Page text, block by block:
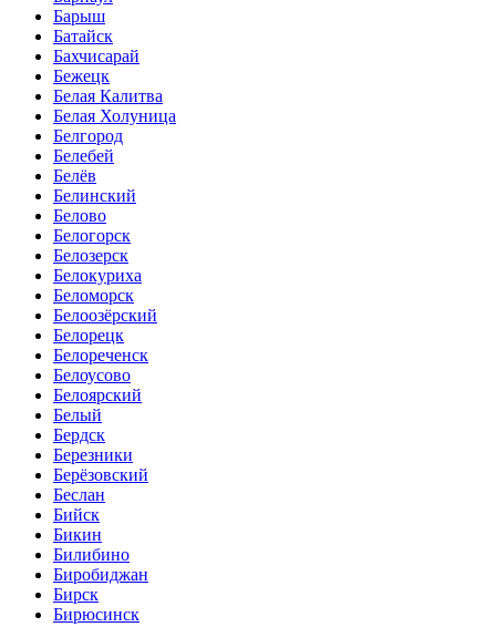
Барыш
Батайск
Бахчисарай
Бежецк
Белая Калитва
Белая Холуница
Белгород
Белебей
Белёв
Белинский
Белово
Белогорск
Белозерск
Белокуриха
Беломорск
Белоозёрский
Белорецк
Белореченск
Белоусово
Белоярский
Белый
Бердск
Березники
Берёзовский
Беслан
Бийск
Бикин
Билибино
Биробиджан
Бирск
Бирюсинск